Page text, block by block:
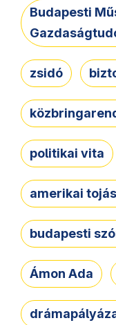
Budapesti
zsidó
politikai vita
amerikai
budapesti
Ámon Ada